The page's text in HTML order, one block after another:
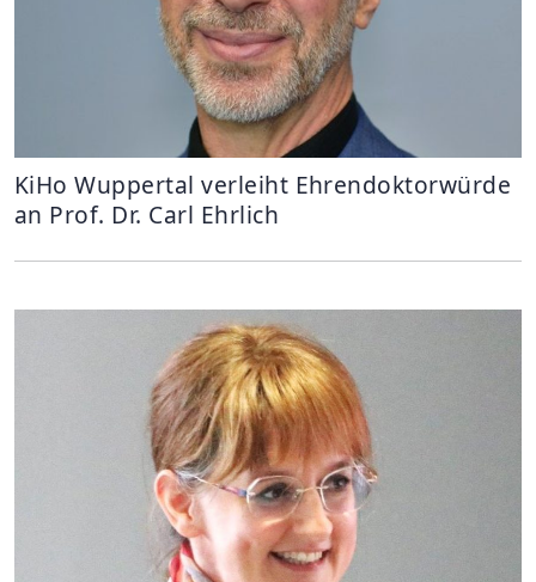
KiHo Wuppertal verleiht Ehrendoktorwürde
an Prof. Dr. Carl Ehrlich